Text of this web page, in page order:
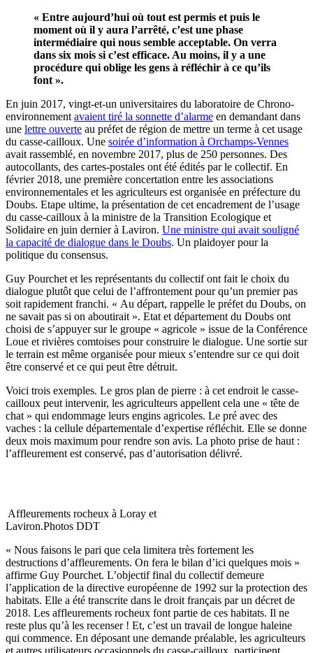
« Entre aujourd’hui où tout est permis et puis le
moment où il y aura l’arrêté, c’est une phase
intermédiaire qui nous semble acceptable. On verra
dans six mois si c’est efficace. Au moins, il y a une
procédure qui oblige les gens à réfléchir à ce qu’ils
font ».
En juin 2017, vingt-et-un universitaires du laboratoire de Chrono-
environnement avaient tiré la sonnette d’alarme en demandant dans
une lettre ouverte au préfet de région de mettre un terme à cet usage
du casse-cailloux. Une soirée d’information à Orchamps-Vennes
avait rassemblé, en novembre 2017, plus de 250 personnes. Des
autocollants, des cartes-postales ont été édités par le collectif. En
février 2018, une première concertation entre les associations
environnementales et les agriculteurs est organisée en préfecture du
Doubs. Etape ultime, la présentation de cet encadrement de l’usage
du casse-cailloux à la ministre de la Transition Ecologique et
Solidaire en juin dernier à Laviron. Une ministre qui avait souligné
la capacité de dialogue dans le Doubs. Un plaidoyer pour la
politique du consensus.
Guy Pourchet et les représentants du collectif ont fait le choix du
dialogue plutôt que celui de l’affrontement pour qu’un premier pas
soit rapidement franchi. « Au départ, rappelle le préfet du Doubs, on
ne savait pas si on aboutirait ». Etat et département du Doubs ont
choisi de s’appuyer sur le groupe « agricole » issue de la Conférence
Loue et rivières comtoises pour construire le dialogue. Une sortie sur
le terrain est même organisée pour mieux s’entendre sur ce qui doit
être conservé et ce qui peut être détruit.
Voici trois exemples. Le gros plan de pierre : à cet endroit le casse-
cailloux peut intervenir, les agriculteurs appellent cela une « tête de
chat » qui endommage leurs engins agricoles. Le pré avec des
vaches : la cellule départementale d’expertise réfléchit. Elle se donne
deux mois maximum pour rendre son avis. La photo prise de haut :
l’affleurement est conservé, pas d’autorisation délivré.
Affleurements rocheux à Loray et
Laviron.Photos DDT
« Nous faisons le pari que cela limitera très fortement les
destructions d’affleurements. On fera le bilan d’ici quelques mois »
affirme Guy Pourchet. L’objectif final du collectif demeure
l’application de la directive européenne de 1992 sur la protection des
habitats. Elle a été transcrite dans le droit français par un décret de
2018. Les affleurements rocheux font partie de ces habitats. Il ne
reste plus qu’à les recenser ! Et, c’est un travail de longue haleine
qui commence. En déposant une demande préalable, les agriculteurs
et autres utilisateurs occasionnels du casse-cailloux, participent